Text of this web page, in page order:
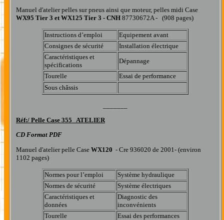
Manuel d'atelier pelles sur pneus ainsi que moteur, pelles midi Case
WX95 Tier 3 et WX125 Tier 3 - CNH 87730672A - (908 pages)
Instructions d’emploi
Equipement avant
Consignes de sécurité
Installation électrique
Caractéristiques et
spécifications
Dépannage
Tourelle
Essai de performance
Sous châssis
Réf:/ Pelle Case 355 ATELIER
CD Format PDF
Manuel d'atelier pelle Case WX120 - Cre 936020 de 2001- (environ
1102 pages)
Normes pour l’emploi
Système hydraulique
Normes de sécurité
Système électriques
Caractéristiques et
données
Diagnostic des
inconvénients
Tourelle
Essai des performances